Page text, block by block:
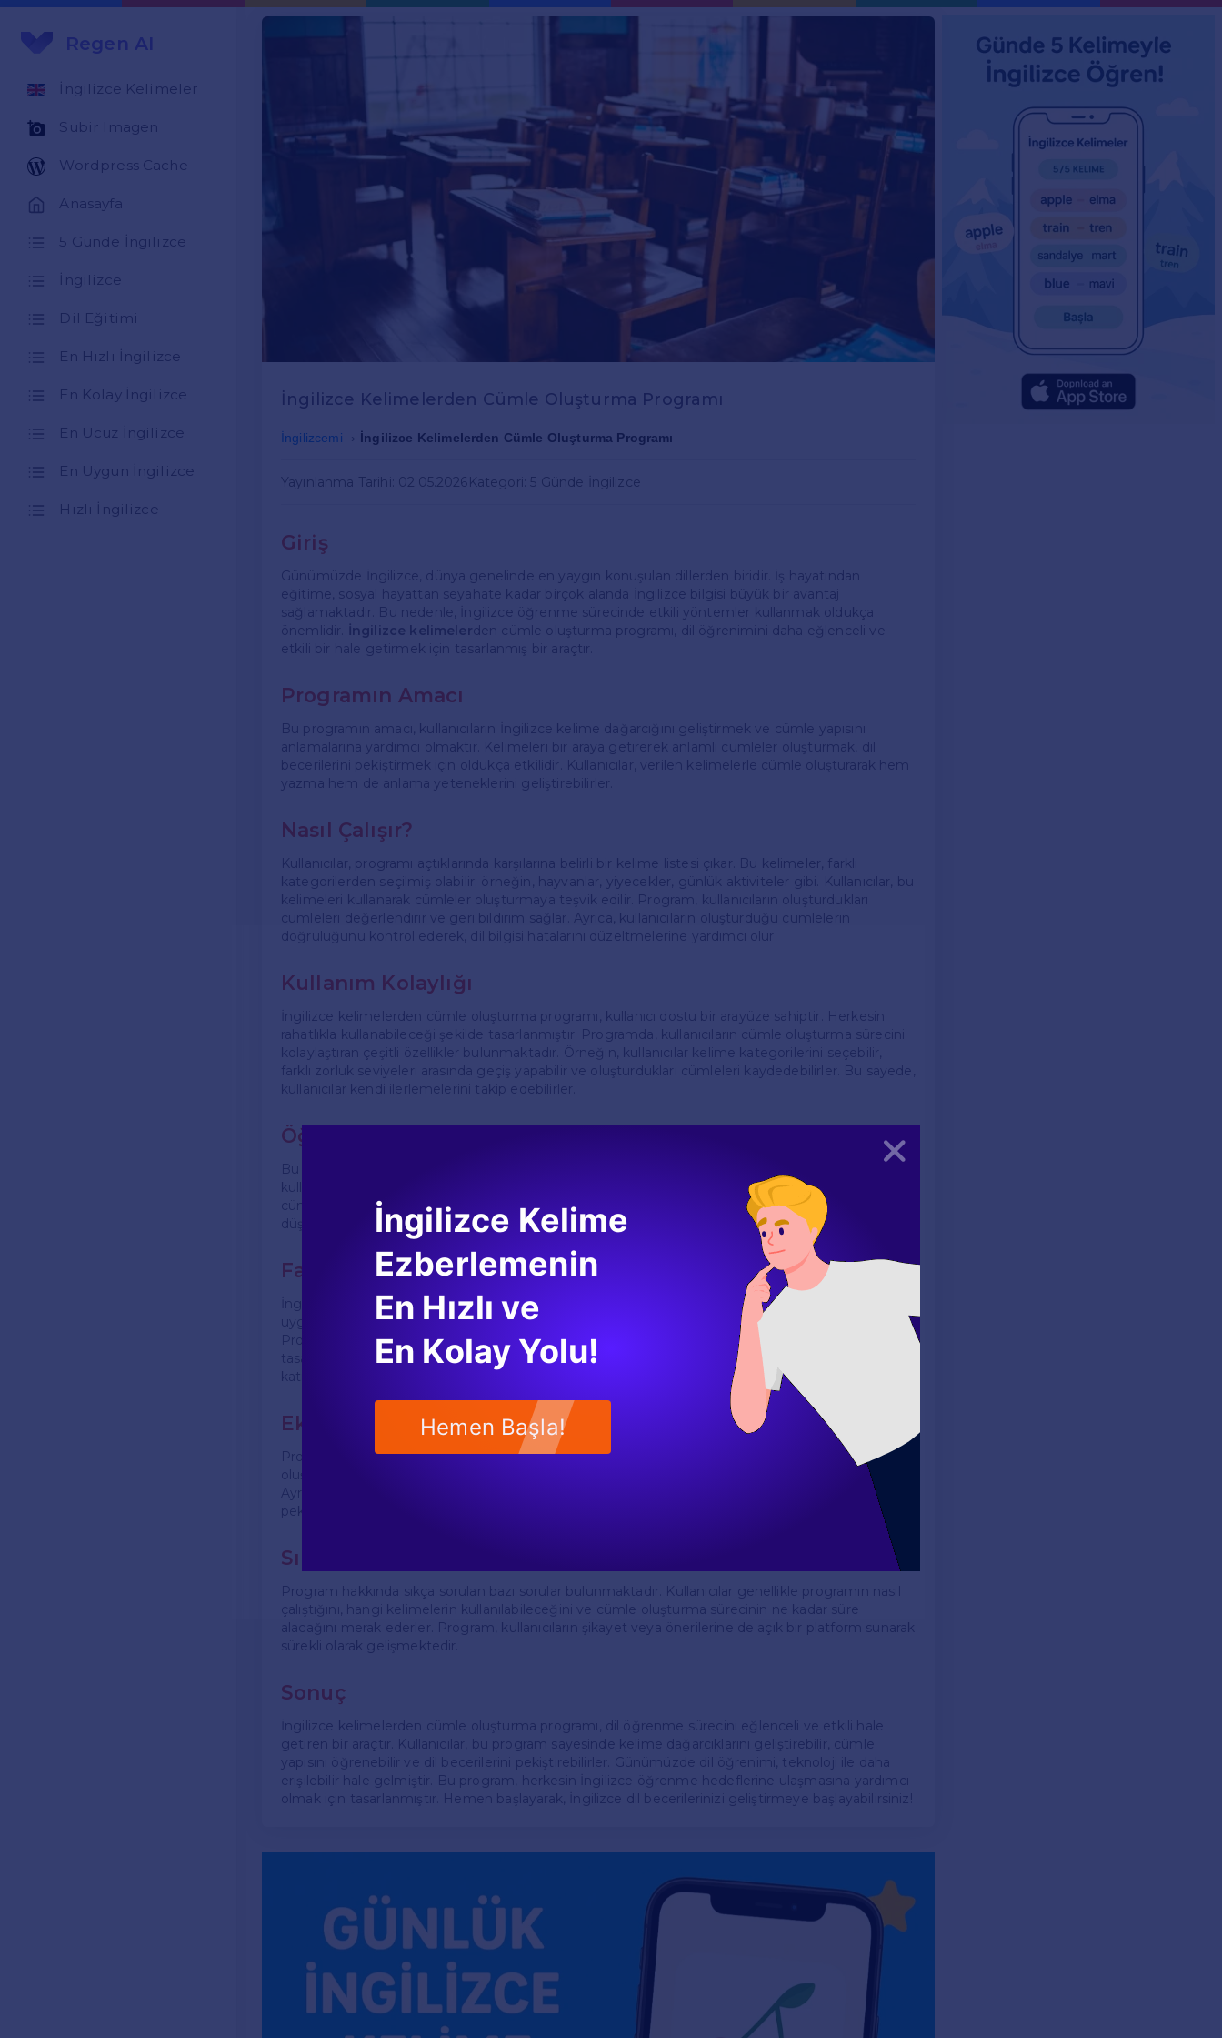
Regen AI
İngilizce Kelimeler
Subir Imagen
Wordpress Cache
Anasayfa
5 Günde İngilizce
İngilizce
Dil Eğitimi
En Hızlı İngilizce
En Kolay İngilizce
En Ucuz İngilizce
En Uygun İngilizce
Hızlı İngilizce
İngilizce Kelimelerden Cümle Oluşturma Programı
İngilizcemi İngilizce Kelimelerden Cümle Oluşturma Programı
Yayınlanma Tarihi: 02.05.2026 Kategori: 5 Günde İngilizce
Giriş
Günümüzde İngilizce, dünya genelinde en yaygın konuşulan dillerden biridir. İş hayatından
eğitime, sosyal hayattan seyahate kadar birçok alanda İngilizce bilgisi büyük bir avantaj
sağlamaktadır. Bu nedenle, İngilizce öğrenme sürecinde etkili yöntemler kullanmak oldukça
önemlidir.
İngilizce kelimelerden cümle oluşturma programı, dil öğrenimini daha eğlenceli ve
etkili bir hale getirmek için tasarlanmış bir araçtır.
Programın Amacı
Bu programın amacı, kullanıcıların İngilizce kelime dağarcığını geliştirmek ve cümle yapısını
anlamalarına yardımcı olmaktır. Kelimeleri bir araya getirerek anlamlı cümleler oluşturmak, dil
becerilerini pekiştirmek için oldukça etkilidir. Kullanıcılar, verilen kelimelerle cümle oluşturarak hem
yazma hem de anlama yeteneklerini geliştirebilirler.
Nasıl Çalışır?
Kullanıcılar, programı açtıklarında karşılarına belirli bir kelime listesi çıkar. Bu kelimeler, farklı
kategorilerden seçilmiş olabilir; örneğin, hayvanlar, yiyecekler, günlük aktiviteler gibi. Kullanıcılar, bu
kelimeleri kullanarak cümleler oluşturmaya teşvik edilir. Program, kullanıcıların oluşturdukları
cümleleri değerlendirir ve geri bildirim sağlar. Ayrıca, kullanıcıların oluşturduğu cümlelerin
doğruluğunu kontrol ederek, dil bilgisi hatalarını düzeltmelerine yardımcı olur.
Kullanım Kolaylığı
İngilizce kelimelerden cümle oluşturma programı, kullanıcı dostu bir arayüze sahiptir. Herkesin
rahatlıkla kullanabileceği şekilde tasarlanmıştır. Programda, kullanıcıların cümle oluşturma sürecini
kolaylaştıran çeşitli özellikler bulunmaktadır. Örneğin, kullanıcılar kelime kategorilerini seçebilir,
farklı zorluk seviyeleri arasında geçiş yapabilir ve oluşturdukları cümleleri kaydedebilirler. Bu sayede,
kullanıcılar kendi ilerlemelerini takip edebilirler.
Öğrenme Sürecine Katkısı
Bu program, İngilizce öğrenme sürecine büyük katkı sağlamaktadır. Kelimeleri cümle içinde
kullanmak, dilin yapısını anlamaya yardımcı olur ve kelime dağarcığını genişletir. Kullanıcılar, farklı
cümle yapılarını deneyerek dil bilgisi kurallarını öğrenirler. Ayrıca, cümle oluşturma süreci, yaratıcı
düşünmeyi teşvik eder ve dil becerilerini geliştirmek için motivasyon sağlar.
Farklı Hedef Grupları
İngilizce kelimelerden cümle oluşturma programı, farklı yaş ve seviyedeki kullanıcılar için
uygundur. Öğrenciler, öğretmenler ve dil öğrenmek isteyen herkes bu programdan faydalanabilir.
Program, başlangıç seviyesinden ileri seviyeye kadar her kullanıcıya hitap edecek şekilde
tasarlanmıştır. Ayrıca, öğretmenler bu programı sınıf ortamında da kullanarak öğrencilerin aktif
katılımını sağlayabilirler.
Ek Özellikler
Programda, kullanıcıların deneyimini zenginleştiren bazı ek özellikler bulunmaktadır. Kullanıcılar,
oluşturdukları cümleleri sesli olarak dinleyebilir, bu da doğru telaffuz konusunda yardımcı olur.
Ayrıca, programda çeşitli alıştırmalar ve quizler yer alır. Bu alıştırmalar, kullanıcıların öğrendiklerini
pekiştirmelerine yardımcı olurken, aynı zamanda eğlenceli bir öğrenme deneyimi sunar.
Sıkça Sorulan Sorular
Program hakkında sıkça sorulan bazı sorular bulunmaktadır. Kullanıcılar genellikle programın nasıl
çalıştığını, hangi kelimelerin kullanılabileceğini ve cümle oluşturma sürecinin ne kadar süre
alacağını merak ederler. Program, kullanıcıların şikayet veya önerilerine de açık bir platform sunarak
sürekli olarak gelişmektedir.
Sonuç
İngilizce kelimelerden cümle oluşturma programı, dil öğrenme sürecini eğlenceli ve etkili hale
getiren bir araçtır. Kullanıcılar, bu program sayesinde kelime dağarcıklarını geliştirebilir, cümle
yapısını öğrenebilir ve dil becerilerini pekiştirebilirler. Günümüzde dil öğrenimi, teknoloji ile daha
erişilebilir hale gelmiştir. Bu program, herkesin İngilizce öğrenme hedeflerine ulaşmasına yardımcı
olmak için tasarlanmıştır. Hemen başlayarak, İngilizce dil becerilerinizi geliştirmeye başlayabilirsiniz!
Kapat
İngilizce Kelime
Ezberlemenin
En Hızlı ve
En Kolay Yolu!
Hemen Başla!